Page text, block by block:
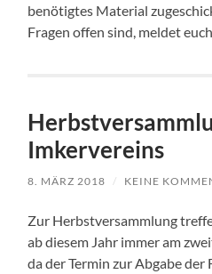
benötigtes Material
Fragen offen sind, meldet
Imkervereins
8. MÄRZ 2018 / KEINE
Zur Herbstversammlung
ab diesem Jahr immer am
da der Termin zur Abgabe